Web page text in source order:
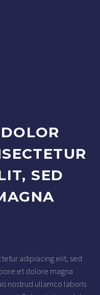
SED
adipisicing elit, sed
et dolore magna
nostrud ullamco laboris